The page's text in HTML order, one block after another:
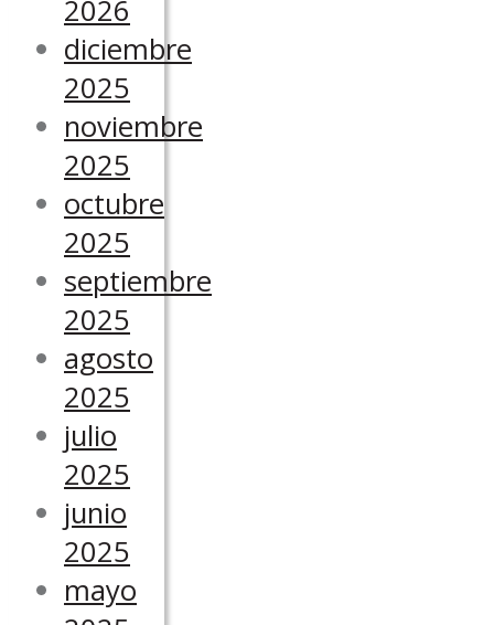
2026
diciembre
2025
noviembre
2025
octubre
2025
septiembre
2025
agosto
2025
julio
2025
junio
2025
mayo